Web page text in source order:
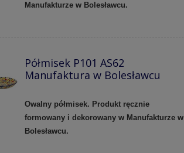
Manufakturze w Bolesławcu.
Półmisek P101 AS62
Manufaktura w Bolesławcu
Owalny półmisek. Produkt ręcznie
formowany i dekorowany w Manufakturze w
Bolesławcu.